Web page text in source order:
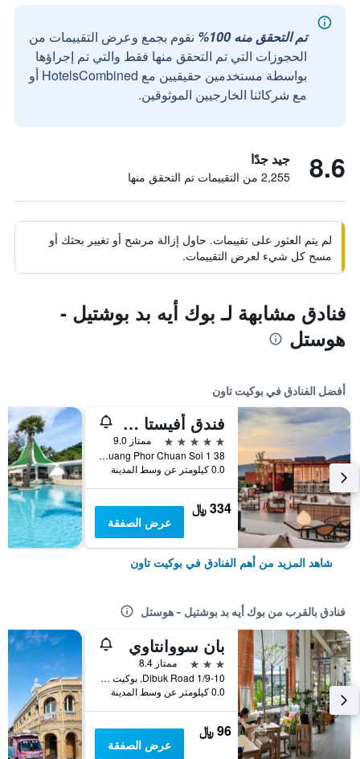
تم التحقق منه 100%
نقوم بجمع وعرض التقييمات من
الحجوزات التي تم التحقق منها فقط والتي تم إجراؤها
بواسطة مستخدمين حقيقيين مع HotelsCombined أو
مع شركائنا الخارجيين الموثوقين.
8.6 جيد جدًا
2,255 من التقييمات تم التحقق منها
لم يتم العثور على تقييمات. حاول إزالة مرشح أو تغيير بحثك أو
مسح كل شيء لعرض التقييمات.
فنادق مشابهة لـ بوك أيه بد بوشتيل -
هوستل
أفضل الفنادق في بوكيت تاون
فندق أفيستا جراند، بوكيت كارون - مجموعة إم جاليري
5 نجوم
ممتاز 9.0
38 Soi Luang Phor Chuan Soi 1, بوكيت تاون, تايلاند
0.0 كيلومتر عن وسط المدينة
334 ﷼
عرض الصفقة
شاهد المزيد من أهم الفنادق في بوكيت تاون
فنادق بالقرب من بوك أيه بد بوشتيل - هوستل
بان سووانتاوي
3 نجوم
ممتاز 8.4
1/9-10 Dibuk Road, بوكيت تاون, تايلاند
0.0 كيلومتر عن وسط المدينة
96 ﷼
عرض الصفقة